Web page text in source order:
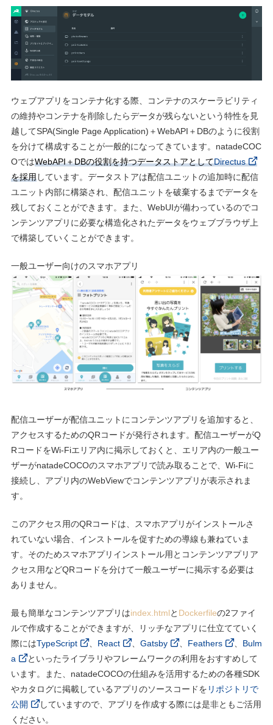
ウェブアプリをコンテナ化する際、コンテナのスケーラビリティ
の維持やコンテナを削除したらデータが残らないという特性を⾒
越してSPA(Single Page Application)＋WebAPI＋DBのように役割
を分けて構成することが⼀般的になってきています。natadeCOC
OではWebAPI＋DBの役割を持つデータストアとしてDirectus
を採⽤しています。データストアは配信ユニットの追加時に配信
ユニット内部に構築され、配信ユニットを破棄するまでデータを
残しておくことができます。また、WebUIが備わっているのでコ
ンテンツアプリに必要な構造化されたデータをウェブブラウザ上
で構築していくことができます。
⼀般ユーザー向けのスマホアプリ
配信ユーザーが配信ユニットにコンテンツアプリを追加すると、
アクセスするためのQRコードが発⾏されます。配信ユーザーがQ
RコードをWi-Fiエリア内に掲⽰しておくと、エリア内の⼀般ユー
ザーがnatadeCOCOのスマホアプリで読み取ることで、Wi-Fiに
接続し、アプリ内のWebViewでコンテンツアプリが表⽰されま
す。
このアクセス⽤のQRコードは、スマホアプリがインストールさ
れていない場合、インストールを促すための導線も兼ねていま
す。そのためスマホアプリインストール⽤とコンテンツアプリア
クセス⽤などQRコードを分けて⼀般ユーザーに掲⽰する必要は
ありません。
最も簡単なコンテンツアプリはindex.htmlと Dockerfileの2ファイ
ルで作成することができますが、リッチなアプリに仕⽴てていく
際にはTypeScript 、 React 、 Gatsby 、 Feathers 、 Bulm
a
といったライブラリやフレームワークの利⽤をおすすめして
います。また、natadeCOCOの仕組みを活⽤するための各種SDK
やカタログに掲載しているアプリのソースコードを リポジトリで
公開
していますので、アプリを作成する際には是⾮ともご活⽤
ください。